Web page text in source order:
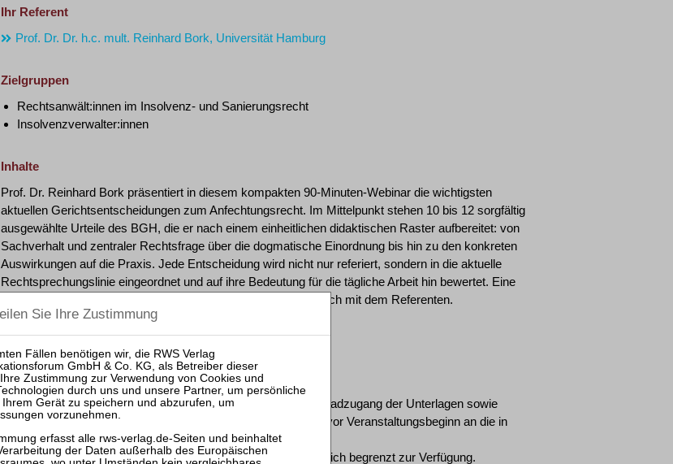
Ihr Referent
Prof. Dr. Dr. h.c. mult. Reinhard Bork, Universität Hamburg
Zielgruppen
Rechtsanwält:innen im Insolvenz- und Sanierungsrecht
Insolvenzverwalter:innen
Inhalte
Prof. Dr. Reinhard Bork präsentiert in diesem kompakten 90-Minuten-Webinar die wichtigsten
aktuellen Gerichtsentscheidungen zum Anfechtungsrecht. Im Mittelpunkt stehen 10 bis 12 sorgfältig
ausgewählte Urteile des BGH, die er nach einem einheitlichen didaktischen Raster aufbereitet: von
Sachverhalt und zentraler Rechtsfrage über die dogmatische Einordnung bis hin zu den konkreten
Auswirkungen auf die Praxis. Jede Entscheidung wird nicht nur referiert, sondern in die aktuelle
Rechtsprechungslinie eingeordnet und auf ihre Bedeutung für die tägliche Arbeit hin bewertet. Eine
abschließende Q&A-Runde ermöglichen den direkten Austausch mit dem Referenten.
295,00 € zzgl. MwSt. (= brutto 351,05 €)
Teilnahmeunterlagen zum Download.
Eine Anleitung zur Teilnahme am Webinar, Codes zum Downloadzugang der Unterlagen sowie
weitere Informationen erhalten Sie ca. zwei bis drei Werktage vor Veranstaltungsbeginn an die in
der Kontaktadresse angegebene E-Mail-Adresse.
Die Teilnehmerunterlagen stellen wir Ihnen zum Download zeitlich begrenzt zur Verfügung.